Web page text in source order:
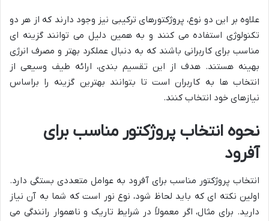
علاوه بر این دو نوع، پروژکتورهای ترکیبی نیز وجود دارند که از هر دو
تکنولوژی استفاده می کنند و به همین دلیل می توانند گزینه ای
مناسب برای کاربرانی باشند که به دنبال عملکرد بهتر و مصرف انرژی
بهینه هستند. هدف از این تقسیم بندی، ارائه طیف وسیعی از
انتخاب ها به کاربران است تا بتوانند بهترین گزینه را براساس
نیازهای خود انتخاب کنند.
نحوه انتخاب پروژکتور مناسب برای
آفرود
انتخاب پروژکتور مناسب برای آفرود به عوامل متعددی بستگی دارد.
اولین نکته ای که باید لحاظ شود، نوع نور است که شما به آن نیاز
دارید. برای مثال، اگر معمولاً در شرایط تاریک و ناهموار رانندگی می